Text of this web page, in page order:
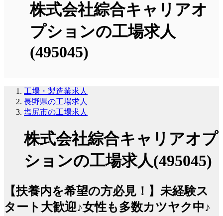
株式会社綜合キャリアオ
プションの工場求人
(495045)
工場・製造業求人
長野県の工場求人
塩尻市の工場求人
株式会社綜合キャリアオプ
ションの工場求人(495045)
【扶養内を希望の方必見！】未経験ス
タート大歓迎♪女性も多数カツヤク中♪